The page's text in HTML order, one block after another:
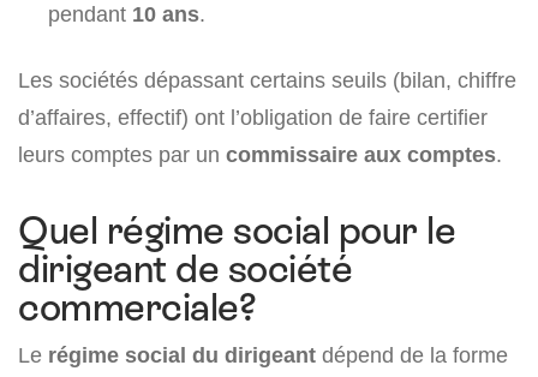
pendant 10 ans.
Les sociétés dépassant certains seuils (bilan, chiffre
d’affaires, effectif) ont l’obligation de faire certifier
leurs comptes par un commissaire aux comptes.
Quel régime social pour le
dirigeant de société
commerciale?
Le régime social du dirigeant dépend de la forme